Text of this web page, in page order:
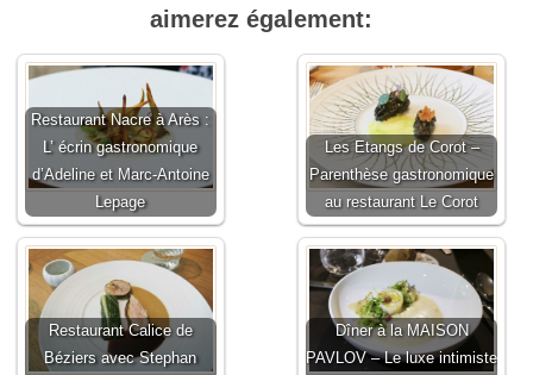
aimerez également:
Restaurant Nacre à Arès :
L’ écrin gastronomique
d’Adeline et Marc-Antoine
Lepage
Les Etangs de Corot –
Parenthèse gastronomique
au restaurant Le Corot
Restaurant Calice de
Béziers avec Stephan
Dîner à la MAISON
PAVLOV – Le luxe intimiste